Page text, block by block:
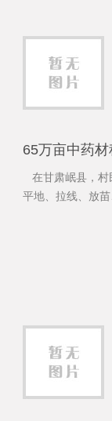
在甘肃岷县，村
平地、拉线、放